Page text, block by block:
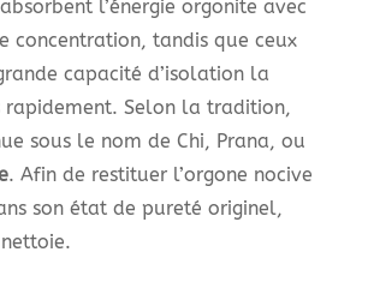
l’énergie orgonite avec
concentration, tandis que ceux
capacité d’isolation la
Selon la tradition,
sous le nom de Chi, Prana, ou
. Afin de restituer l’orgone nocive
son état de pureté originel,